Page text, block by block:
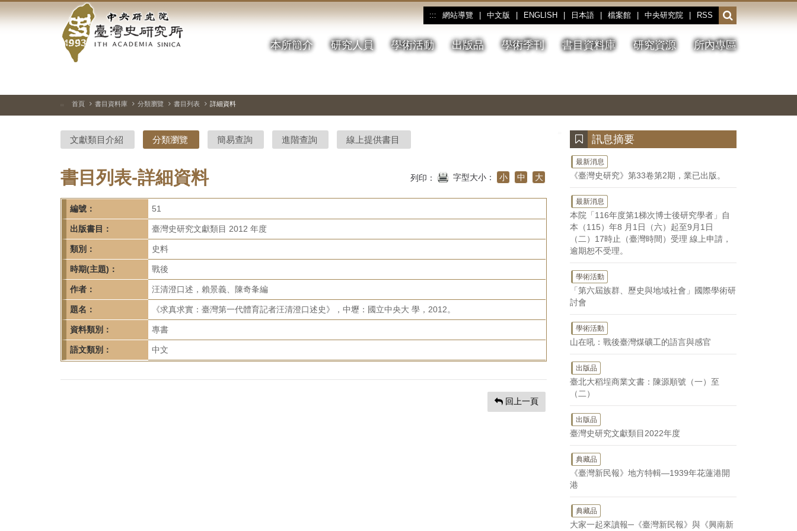
到
中
央
研
院-
臺
灣
史
研
究
所-
首
頁
::: 網站導覽 中文版 ENGLISH 日本語 檔案館 中央研究院 RSS
開
啟
或
收
本所簡介 研究人員 學術活動 出版品 學術季刊 書目資料庫 研究資源 所內專區
停、
圖
圖
結
::: 首頁 書目資料庫 分類瀏覽 書目列表 詳細資料
文獻類目介紹 分類瀏覽 簡易查詢 進階查詢 線上提供書目
書目列表-詳細資料 列印： 字型大小： 小 中 大
編號： 51
出版書目： 臺灣史研究文獻類目 2012 年度
類別： 史料
時期(主題)： 戰後
作者： 汪清澄口述，賴景義、陳奇夆編
題名： 《求真求實：臺灣第一代體育記者汪清澄口述史》，中壢：國立中央大 學，2012。
資料類別： 專書
語文類別： 中文
回上一頁
訊息摘要
最新消息
《臺灣史研究》第33卷第2期，業已出版。
最新消息
本院「116年度第1梯次博士後研究學者」自
本（115）年8 月1日（六）起至9月1日
（二）17時止（臺灣時間）受理 線上申請，
逾期恕不受理。
學術活動
「第六屆族群、歷史與地域社會」國際學術研
討會
學術活動
山在吼：戰後臺灣煤礦工的語言與感官
出版品
臺北大稻埕商業文書：陳源順號（一）至
（二）
出版品
臺灣史研究文獻類目2022年度
典藏品
《臺灣新民報》地方特輯—1939年花蓮港開
港
典藏品
大家一起來讀報─《臺灣新民報》與《興南新